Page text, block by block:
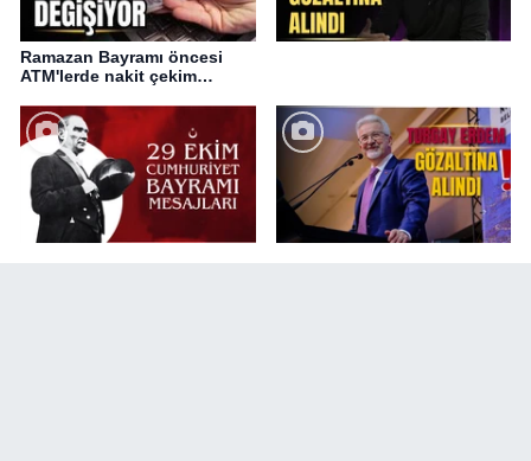
Ramazan Bayramı öncesi
ATM'lerde nakit çekim